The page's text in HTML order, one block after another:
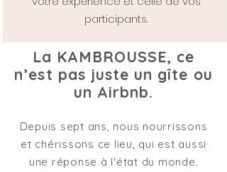
participants.
La KAMBROUSSE, ce
n’est pas juste un gîte ou
un Airbnb.
Depuis sept ans, nous nourrissons
et chérissons ce lieu, qui est aussi
une réponse à l'état du monde.